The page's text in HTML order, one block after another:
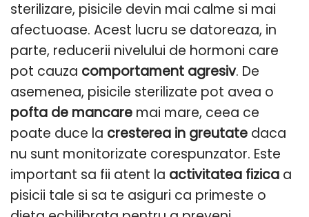
sterilizare, pisicile devin mai calme si mai
afectuoase. Acest lucru se datoreaza, in
parte, reducerii nivelului de hormoni care
pot cauza comportament agresiv. De
asemenea, pisicile sterilizate pot avea o
pofta de mancare mai mare, ceea ce
poate duce la cresterea in greutate daca
nu sunt monitorizate corespunzator. Este
important sa fii atent la activitatea fizica a
pisicii tale si sa te asiguri ca primeste o